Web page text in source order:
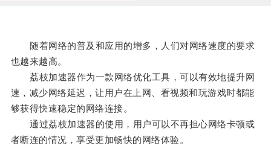
随着网络的普及和应用的增多，人们对网络速度的要求
也越来越高。
荔枝加速器作为一款网络优化工具，可以有效地提升网
速，减少网络延迟，让用户在上网、看视频和玩游戏时都能
够获得快速稳定的网络连接。
通过荔枝加速器的使用，用户可以不再担心网络卡顿或
者断连的情况，享受更加畅快的网络体验。